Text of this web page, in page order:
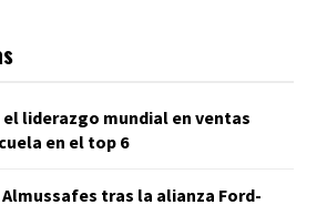
liderazgo mundial en ventas
en el top 6
tras la alianza Ford-